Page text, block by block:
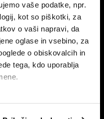
vaše podatke, npr.
kot so piškotki, za
o vaši napravi, da
oglase in vsebino, za
o obiskovalcih in
tega, kdo uporablja
v zmanjšanje
ustavitev - kaj
NEK
jutri ponoči v zmanjšanje
dneh pa bodo po vsej